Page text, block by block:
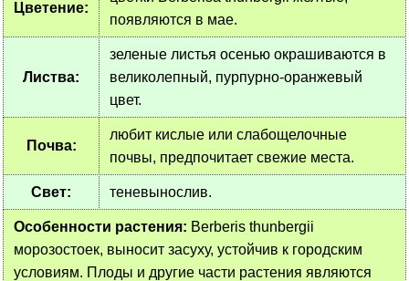
Цветение:
появляются в мае.
Листва:
зеленые листья осенью окрашиваются в
великолепный, пурпурно-оранжевый
цвет.
Почва:
любит кислые или слабощелочные
почвы, предпочитает свежие места.
Свет: теневынослив.
Особенности растения: Berberis thunbergii
морозостоек, выносит засуху, устойчив к городским
условиям. Плоды и другие части растения являются